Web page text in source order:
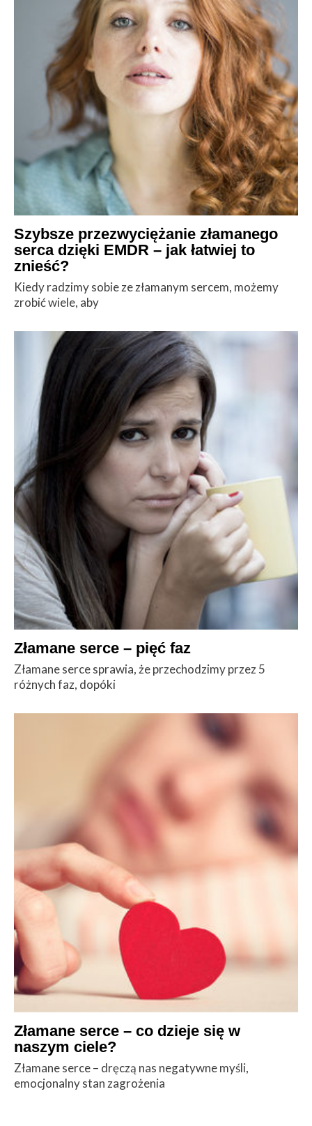
Szybsze przezwyciężanie złamanego
serca dzięki EMDR – jak łatwiej to
znieść?
Kiedy radzimy sobie ze złamanym sercem, możemy
zrobić wiele, aby
Złamane serce – pięć faz
Złamane serce sprawia, że przechodzimy przez 5
różnych faz, dopóki
Złamane serce – co dzieje się w
naszym ciele?
Złamane serce – dręczą nas negatywne myśli,
emocjonalny stan zagrożenia